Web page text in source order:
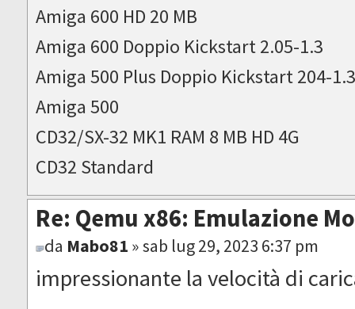
Amiga 600 HD 20 MB
Amiga 600 Doppio Kickstart 2.05-1.3
Amiga 500 Plus Doppio Kickstart 204-
Amiga 500
CD32/SX-32 MK1 RAM 8 MB HD 4G
CD32 Standard
Re: Qemu x86: Emulazione
da Mabo81 » sab lug 29, 2023 6:37 pm
impressionante la velocità di